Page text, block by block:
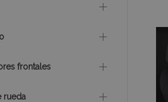
frontales
rueda